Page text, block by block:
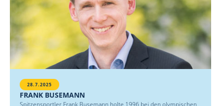
28.7.2025
FRANK BUSEMANN